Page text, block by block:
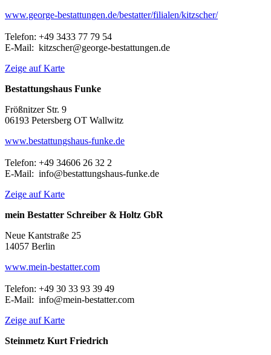
www.george-bestattungen.de/bestatter/filialen/kitzscher/
Telefon: +49 3433 77 79 54
E-Mail: kitzscher@george-bestattungen.de
Zeige auf Karte
Bestattungshaus Funke
Frößnitzer Str. 9
06193 Petersberg OT Wallwitz
www.bestattungshaus-funke.de
Telefon: +49 34606 26 32 2
E-Mail: info@bestattungshaus-funke.de
Zeige auf Karte
mein Bestatter Schreiber & Holtz GbR
Neue Kantstraße 25
14057 Berlin
www.mein-bestatter.com
Telefon: +49 30 33 93 39 49
E-Mail: info@mein-bestatter.com
Zeige auf Karte
Steinmetz Kurt Friedrich